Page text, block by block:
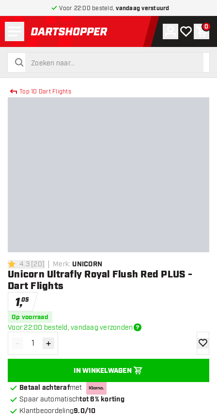
Voor 22:00 besteld,vandaag verstuurd
terug naar home pagina
zoeken
zoeken
Account
Mijn 0
Top 10 Dart Flights
4.3 score sterren
4.3[20] Merk: UNICORN
Unicorn Ultrafly Royal Flush Red PLUS -
Dart Flights
1,05
Op voorraad
Voor 22:00 besteld, vandaag verzonden
Verminder hoeveelheid
- Verhoog hoeveelheid
+
IN WINKELWAGEN
Betaal achterafmet
Spaar automatischtot 6% korting
Klantbeoordeling9.0/10